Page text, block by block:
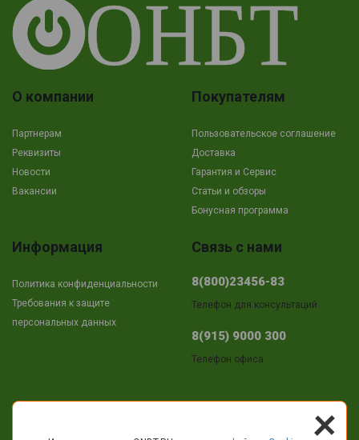
О компании
Партнерам
Реквизиты
Новости
Вакансии
Покупателям
Пользовательское соглашение
Доставка
Гарантия и Сервис
Cтатьи и обзоры
Бонусная программа
Информация
Политика конфиденциальности
Требования к защите
персональных данных
Связь с нами
8(800)23456-83
Телефон для консультаций
8(915) 9000 300
Телефон офиса
+